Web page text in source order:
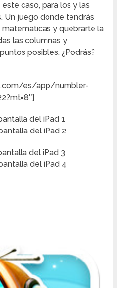
caso, para los y las
Un juego donde tendrás
y quebrarte la
las columnas y
posibles. ¿Podrás?
es/app/numbler-